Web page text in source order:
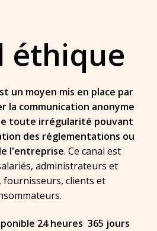
éthique
un moyen mis en place par
la communication anonyme
toute irrégularité pouvant
des réglementations ou
l'entreprise. Ce canal est
administrateurs et
fournisseurs, clients et
24 heures 365 jours